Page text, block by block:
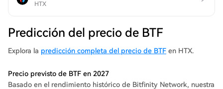
HTX
Predicción del precio de BTF
Explora la predicción completa del precio de BTF en HTX.
Precio previsto de BTF en 2027
Basado en el rendimiento histórico de Bitfinity Network, nuestra